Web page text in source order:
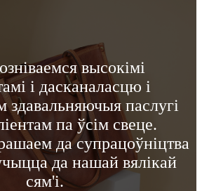
высокімі
і дасканаласцю і
здавальняючыя паслугі
па ўсім свеце.
да супрацоўніцтва
да нашай вялікай
сям'і.